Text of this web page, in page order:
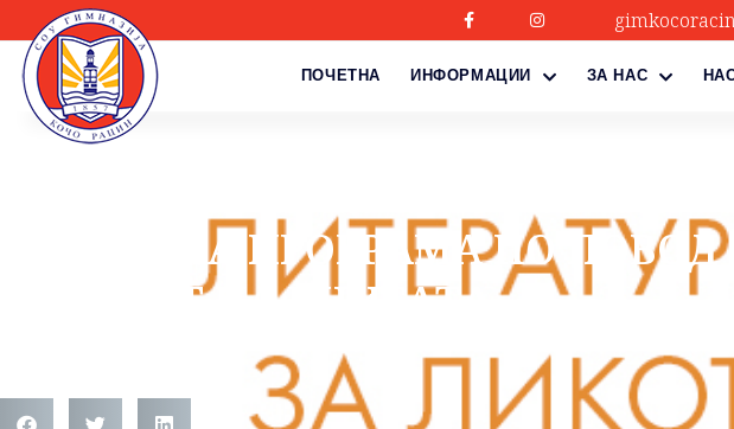
ПОЧЕТНА ИНФОРМАЦИИ ЗА НАС
ПРИГОДНА ПРОГРАМА ПО ПОВОД
МЕСЕЦОТ НА КНИГАТА